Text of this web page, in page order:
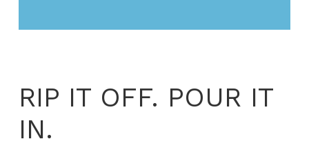
RIP IT OFF. POUR IT
IN.